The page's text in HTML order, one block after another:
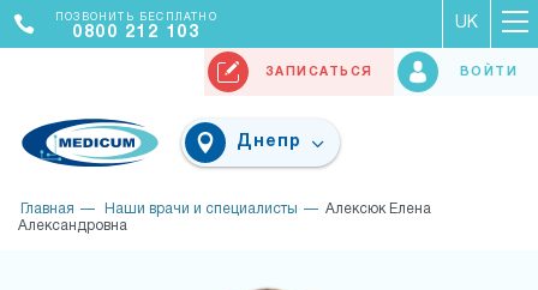
ЗАПИСАТЬСЯ ВОЙТИ
Днепр
ПОЗВОНИТЬ БЕСПЛАТНО
0800 212 103
UK
Главная Наши врачи и специалисты
Алексюк Елена
Александровна